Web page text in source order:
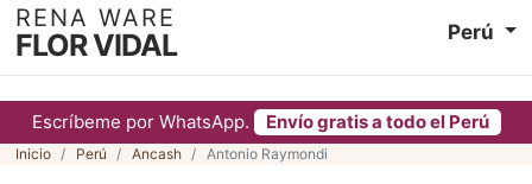
Escríbeme por WhatsApp. Envío gratis a todo el Perú
RENA WARE
FLOR VIDAL Perú
Inicio Perú Ancash Antonio Raymondi